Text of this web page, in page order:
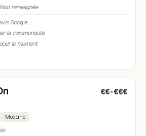
Non renseignée
Google
la communauté
le moment
€€-€€€
Moderne